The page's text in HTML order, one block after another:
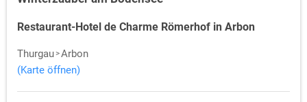
Restaurant-Hotel de Charme Römerhof in Arbon
Thurgau Arbon
(Karte öffnen)